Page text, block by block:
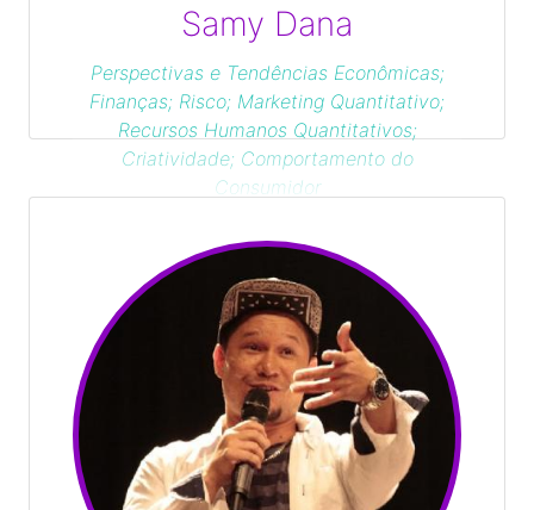
Samy Dana
Perspectivas e Tendências Econômicas;
Finanças; Risco; Marketing Quantitativo;
Recursos Humanos Quantitativos;
Criatividade; Comportamento do
Consumidor